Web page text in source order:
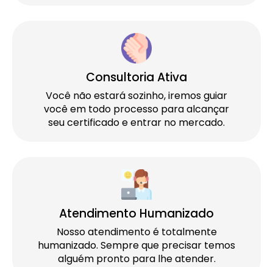
Consultoria Ativa
Você não estará sozinho, iremos guiar
você em todo processo para alcançar
seu certificado e entrar no mercado.
Atendimento Humanizado
Nosso atendimento é totalmente
humanizado. Sempre que precisar temos
alguém pronto para lhe atender.